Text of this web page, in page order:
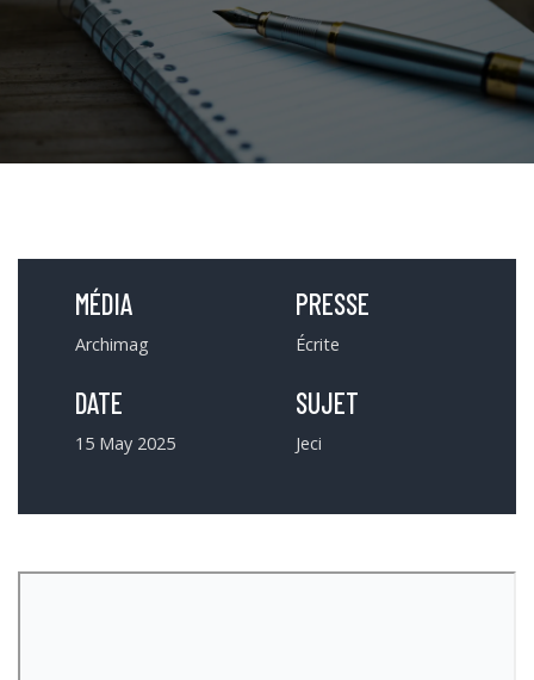
MÉDIA
Archimag
PRESSE
Écrite
DATE
15 May 2025
SUJET
Jeci